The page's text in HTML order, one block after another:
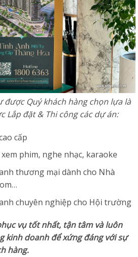
Quý khách hàng chọn lựa là
Lắp đặt & Thi công các dự án:
cấp
phim, nghe nhạc, karaoke
thương mại dành cho Nhà
chuyên nghiệp cho Hội trường
vụ tốt nhất, tận tâm và luôn
kinh doanh để xứng đáng với sự
hàng.